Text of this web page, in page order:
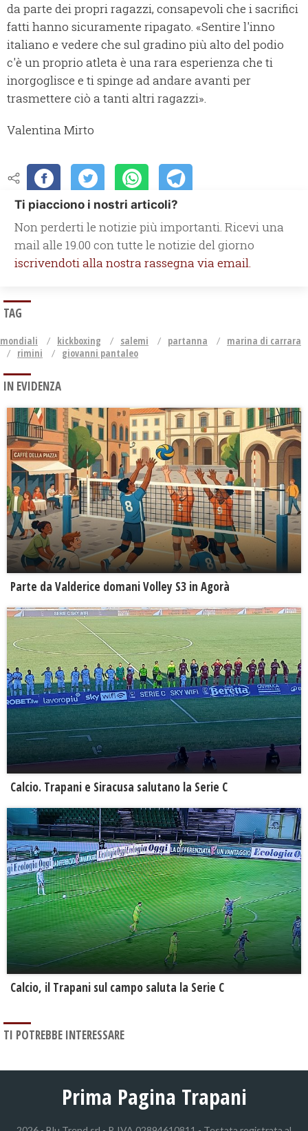
da parte dei propri ragazzi, consapevoli che i sacrifici
fatti hanno sicuramente ripagato. «Sentire l'inno
italiano e vedere che sul gradino più alto del podio
c'è un proprio atleta è una rara esperienza che ti
inorgoglisce e ti spinge ad andare avanti per
trasmettere ciò a tanti altri ragazzi».
Valentina Mirto
Ti piacciono i nostri articoli?
Non perderti le notizie più importanti. Ricevi una
mail alle 19.00 con tutte le notizie del giorno
iscrivendoti alla nostra rassegna via email.
TAG
mondiali kickboxing salemi partanna
marina di carrara
rimini
giovanni pantaleo
IN EVIDENZA
Parte da Valderice domani Volley S3 in Agorà
Calcio. Trapani e Siracusa salutano la Serie C
Calcio, il Trapani sul campo saluta la Serie C
TI POTREBBE INTERESSARE
Prima Pagina Trapani